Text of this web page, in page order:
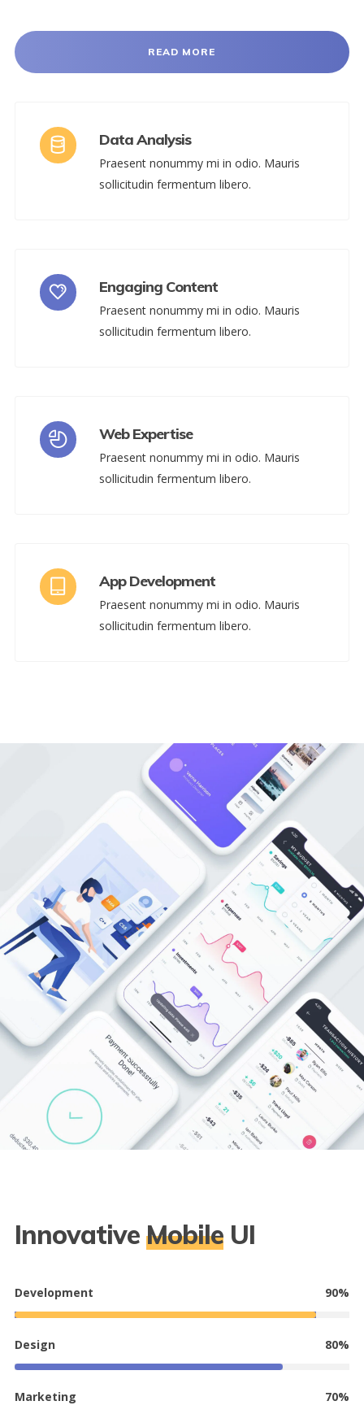
READ MORE
Data Analysis
Praesent nonummy mi in odio. Mauris
sollicitudin fermentum libero.
Engaging Content
Praesent nonummy mi in odio. Mauris
sollicitudin fermentum libero.
Web Expertise
Praesent nonummy mi in odio. Mauris
sollicitudin fermentum libero.
App Development
Praesent nonummy mi in odio. Mauris
sollicitudin fermentum libero.
Innovative MobileUI
Development 90%
Design 80%
Marketing 58%